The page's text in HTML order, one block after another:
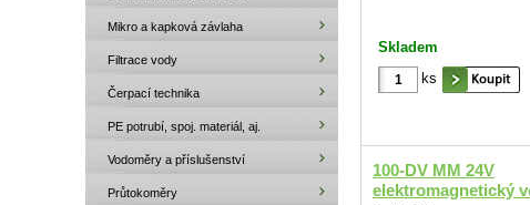
Mikro a kapková závlaha
Filtrace vody
Čerpací technika
PE potrubí, spoj. materiál, aj.
Vodoměry a příslušenství
Průtokoměry
Skladem
ks
100-DV MM 24V
elektromagnetický